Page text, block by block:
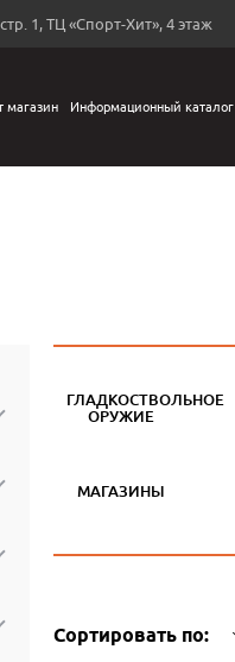
1, ТЦ «Спорт-Хит», 4 этаж
магазин Информационный каталог
ГЛАДКОСТВОЛЬНОЕ
ОРУЖИЕ
МАГАЗИНЫ
Сортировать по: